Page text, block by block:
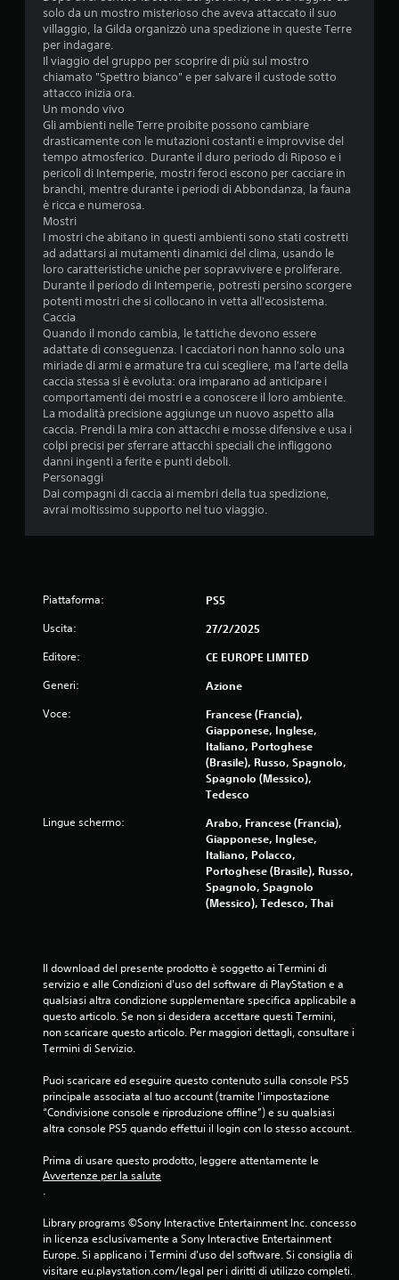
t
l
e
s
c
i
n
q
u
e
d
7
u
z
i
n
i
solo da un mostro misterioso che aveva attaccato il suo
villaggio, la Gilda organizzò una spedizione in queste Terre
per indagare.
Il viaggio del gruppo per scoprire di più sul mostro
chiamato "Spettro bianco" e per salvare il custode sotto
attacco inizia ora.
Un mondo vivo
Gli ambienti nelle Terre proibite possono cambiare
drasticamente con le mutazioni costanti e improvvise del
tempo atmosferico. Durante il duro periodo di Riposo e i
pericoli di Intemperie, mostri feroci escono per cacciare in
branchi, mentre durante i periodi di Abbondanza, la fauna
è ricca e numerosa.
Mostri
I mostri che abitano in questi ambienti sono stati costretti
ad adattarsi ai mutamenti dinamici del clima, usando le
loro caratteristiche uniche per sopravvivere e proliferare.
Durante il periodo di Intemperie, potresti persino scorgere
potenti mostri che si collocano in vetta all'ecosistema.
Caccia
Quando il mondo cambia, le tattiche devono essere
adattate di conseguenza. I cacciatori non hanno solo una
miriade di armi e armature tra cui scegliere, ma l'arte della
caccia stessa si è evoluta: ora imparano ad anticipare i
comportamenti dei mostri e a conoscere il loro ambiente.
La modalità precisione aggiunge un nuovo aspetto alla
caccia. Prendi la mira con attacchi e mosse difensive e usa i
colpi precisi per sferrare attacchi speciali che infliggono
danni ingenti a ferite e punti deboli.
Personaggi
Dai compagni di caccia ai membri della tua spedizione,
avrai moltissimo supporto nel tuo viaggio.
Piattaforma: PS5
Uscita: 27/2/2025
Editore: CE EUROPE LIMITED
Generi: Azione
Voce:
Francese (Francia),
Giapponese, Inglese,
Italiano, Portoghese
(Brasile), Russo, Spagnolo,
Spagnolo (Messico),
Tedesco
Lingue schermo:
Arabo, Francese (Francia),
Giapponese, Inglese,
Italiano, Polacco,
Portoghese (Brasile), Russo,
Spagnolo, Spagnolo
(Messico), Tedesco, Thai
Il download del presente prodotto è soggetto ai Termini di
servizio e alle Condizioni d'uso del software di PlayStation e a
qualsiasi altra condizione supplementare specifica applicabile a
questo articolo. Se non si desidera accettare questi Termini,
non scaricare questo articolo. Per maggiori dettagli, consultare i
Termini di Servizio.
Puoi scaricare ed eseguire questo contenuto sulla console PS5
principale associata al tuo account (tramite l'impostazione
“Condivisione console e riproduzione offline”) e su qualsiasi
altra console PS5 quando effettui il login con lo stesso account.
Prima di usare questo prodotto, leggere attentamente le
Avvertenze per la salute
.
Library programs ©Sony Interactive Entertainment Inc. concesso
in licenza esclusivamente a Sony Interactive Entertainment
Europe. Si applicano i Termini d'uso del software. Si consiglia di
visitare eu.playstation.com/legal per i diritti di utilizzo completi.